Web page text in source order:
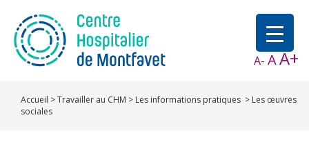
A- AA+
Accueil >Travailler au CHM > Les informations pratiques > Les œuvres
sociales